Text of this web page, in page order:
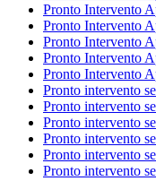
Pronto Intervento
Pronto Intervento
Pronto Intervento
Pronto Intervento
Pronto Intervento
Pronto intervento
Pronto intervento
Pronto intervento
Pronto intervento
Pronto intervento
Pronto intervento